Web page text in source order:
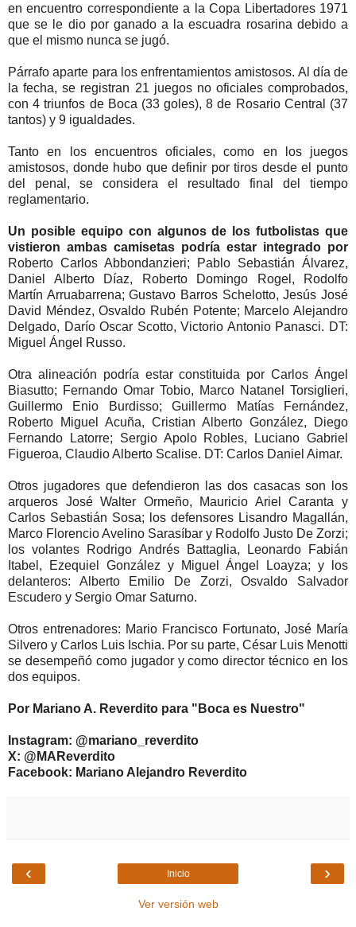
en encuentro correspondiente a la Copa Libertadores 1971
que se le dio por ganado a la escuadra rosarina debido a
que el mismo nunca se jugó.
Párrafo aparte para los enfrentamientos amistosos. Al día de
la fecha, se registran 21 juegos no oficiales comprobados,
con 4 triunfos de Boca (33 goles), 8 de Rosario Central (37
tantos) y 9 igualdades.
Tanto en los encuentros oficiales, como en los juegos
amistosos, donde hubo que definir por tiros desde el punto
del penal, se considera el resultado final del tiempo
reglamentario.
Un posible equipo con algunos de los futbolistas que
vistieron ambas camisetas podría estar integrado por
Roberto Carlos Abbondanzieri; Pablo Sebastián Álvarez,
Daniel Alberto Díaz, Roberto Domingo Rogel, Rodolfo
Martín Arruabarrena; Gustavo Barros Schelotto, Jesús José
David Méndez, Osvaldo Rubén Potente; Marcelo Alejandro
Delgado, Darío Oscar Scotto, Victorio Antonio Panasci. DT:
Miguel Ángel Russo.
Otra alineación podría estar constituida por Carlos Ángel
Biasutto; Fernando Omar Tobio, Marco Natanel Torsiglieri,
Guillermo Enio Burdisso; Guillermo Matías Fernández,
Roberto Miguel Acuña, Cristian Alberto González, Diego
Fernando Latorre; Sergio Apolo Robles, Luciano Gabriel
Figueroa, Claudio Alberto Scalise. DT: Carlos Daniel Aimar.
Otros jugadores que defendieron las dos casacas son los
arqueros José Walter Ormeño, Mauricio Ariel Caranta y
Carlos Sebastián Sosa; los defensores Lisandro Magallán,
Marco Florencio Avelino Sarasíbar y Rodolfo Justo De Zorzi;
los volantes Rodrigo Andrés Battaglia, Leonardo Fabián
Itabel, Ezequiel González y Miguel Ángel Loayza; y los
delanteros: Alberto Emilio De Zorzi, Osvaldo Salvador
Escudero y Sergio Omar Saturno.
Otros entrenadores: Mario Francisco Fortunato, José María
Silvero y Carlos Luis Ischia. Por su parte, César Luis Menotti
se desempeñó como jugador y como director técnico en los
dos equipos.
Por Mariano A. Reverdito para "Boca es Nuestro"
Instagram: @mariano_reverdito
X: @MAReverdito
Facebook: Mariano Alejandro Reverdito
‹ ›
Inicio
Ver versión web